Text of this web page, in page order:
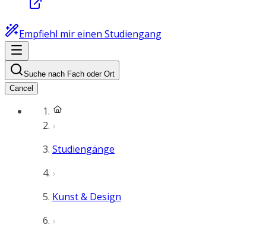
Empfiehl mir einen Studiengang
Suche nach Fach oder Ort
Cancel
Studiengänge
Kunst & Design